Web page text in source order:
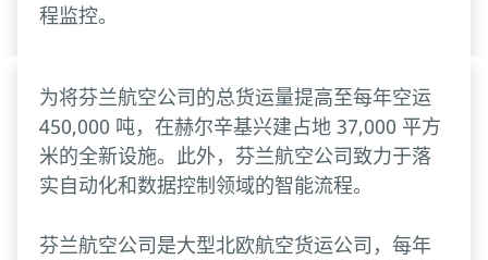
程监控。
为将芬兰航空公司的总货运量提高至每年空运
450,000 吨，在赫尔辛基兴建占地 37,000 平方
米的全新设施。此外，芬兰航空公司致力于落
实自动化和数据控制领域的智能流程。
芬兰航空公司是大型北欧航空货运公司，每年